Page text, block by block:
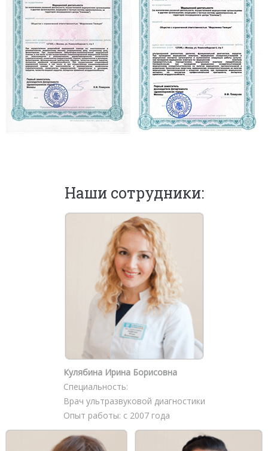
Наши сотрудники:
Кулябина Ирина Борисовна
Специальность:
Врач ультразвуковой диагностики
Опыт работы: с 2007 года